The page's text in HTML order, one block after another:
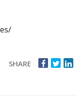
SHARE